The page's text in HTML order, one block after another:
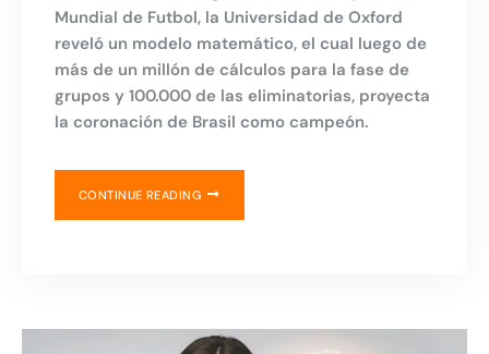
Mundial de Futbol, la Universidad de Oxford
reveló un modelo matemático, el cual luego de
más de un millón de cálculos para la fase de
grupos y 100.000 de las eliminatorias, proyecta
la coronación de Brasil como campeón.
CONTINUE READING